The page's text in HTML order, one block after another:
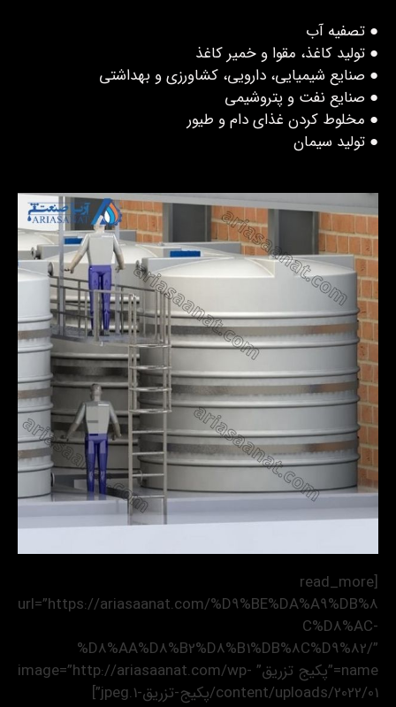
● تصفیه آب
● تولید کاغذ، مقوا و خمیر کاغذ
● صنایع شیمیایی، دارویی، کشاورزی و بهداشتی
● صنایع نفت و پتروشیمی
● مخلوط کردن غذای دام و طیور
● تولید سیمان
[read_more
url=”https://ariasaanat.com/%D9%BE%DA%A9%DB%8
C%D8%AC-
%D8%AA%D8%B2%D8%B1%DB%8C%D9%82/”
name=”پکیج تزریق” image=”http://ariasaanat.com/wp-
content/uploads/2022/01/پکیج-تزریق-1.jpeg”]